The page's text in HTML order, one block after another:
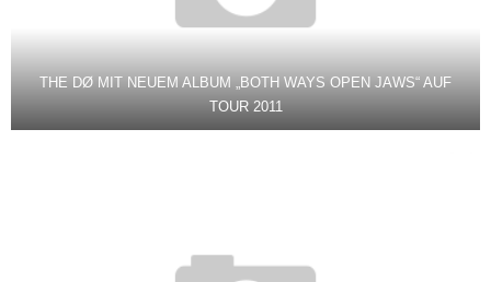
THE DØ MIT NEUEM ALBUM „BOTH WAYS OPEN JAWS“ AUF
TOUR 2011